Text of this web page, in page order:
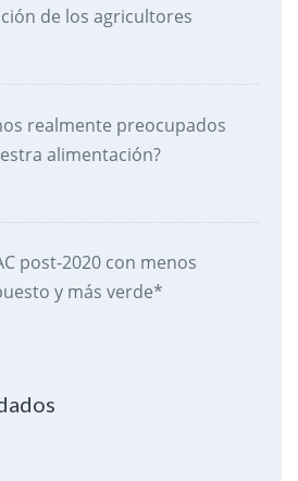
de los agricultores
realmente preocupados
alimentación?
post-2020 con menos
y más verde*